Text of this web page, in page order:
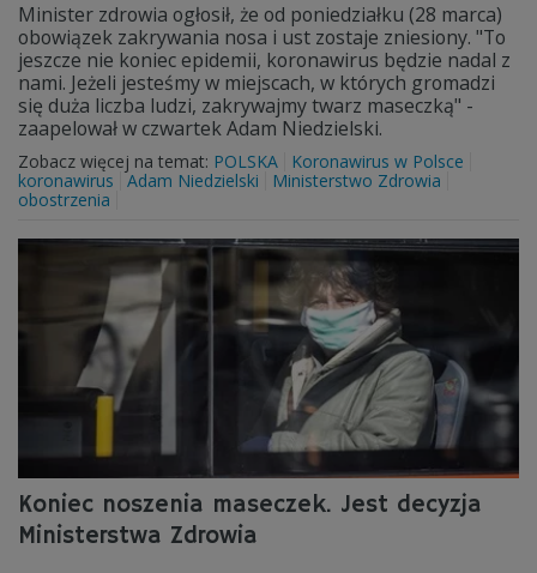
Minister zdrowia ogłosił, że od poniedziałku (28 marca)
obowiązek zakrywania nosa i ust zostaje zniesiony. "To
jeszcze nie koniec epidemii, koronawirus będzie nadal z
nami. Jeżeli jesteśmy w miejscach, w których gromadzi
się duża liczba ludzi, zakrywajmy twarz maseczką" -
zaapelował w czwartek Adam Niedzielski.
Zobacz więcej na temat: POLSKA
Koronawirus w Polsce
koronawirus
Adam Niedzielski
Ministerstwo Zdrowia
obostrzenia
Koniec noszenia maseczek. Jest decyzja
Ministerstwa Zdrowia